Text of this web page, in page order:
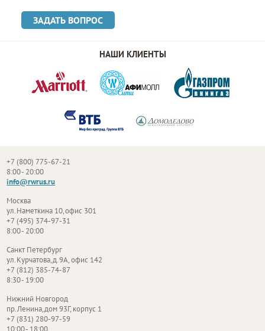
ЗАДАТЬ ВОПРОС
НАШИ КЛИЕНТЫ
+7 (800) 775-67-21
8:00 - 20:00
info@rwrus.ru
Москва
ул. Наметкина 10, офис 301
+7 (495) 374-97-31
8:00 - 20:00
Санкт Петербург
ул. Курчатова, д. 9А, офис 142
+7 (812) 385-74-87
8:30 - 19:00
Нижний Новгород
пр. Ленина, дом 93Г, корпус 1
+7 (831) 280-97-59
10:00 - 18:00